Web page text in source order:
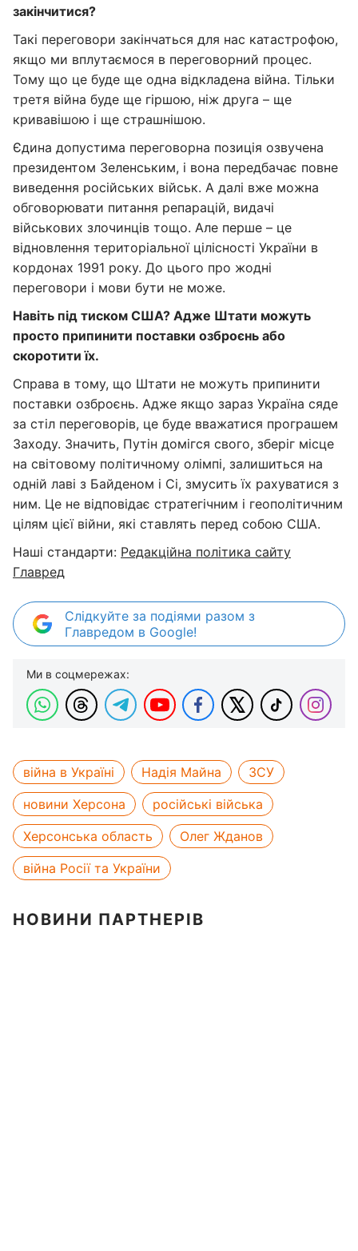
закінчитися?
Такі переговори закінчаться для нас катастрофою,
якщо ми вплутаємося в переговорний процес.
Тому що це буде ще одна відкладена війна. Тільки
третя війна буде ще гіршою, ніж друга – ще
кривавішою і ще страшнішою.
Єдина допустима переговорна позиція озвучена
президентом Зеленським, і вона передбачає повне
виведення російських військ. А далі вже можна
обговорювати питання репарацій, видачі
військових злочинців тощо. Але перше – це
відновлення територіальної цілісності України в
кордонах 1991 року. До цього про жодні
переговори і мови бути не може.
Навіть під тиском США? Адже Штати можуть
просто припинити поставки озброєнь або
скоротити їх.
Справа в тому, що Штати не можуть припинити
поставки озброєнь. Адже якщо зараз Україна сяде
за стіл переговорів, це буде вважатися програшем
Заходу. Значить, Путін домігся свого, зберіг місце
на світовому політичному олімпі, залишиться на
одній лаві з Байденом і Сі, змусить їх рахуватися з
ним. Це не відповідає стратегічним і геополітичним
цілям цієї війни, які ставлять перед собою США.
Наші стандарти: Редакційна політика сайту
Главред
Слідкуйте за подіями разом з
Главредом в Google!
Ми в соцмережах:
війна в Україні Надія Майна
ЗСУ
новини Херсона
російські війська
Херсонська область
Олег Жданов
війна Росії та України
НОВИНИ ПАРТНЕРІВ